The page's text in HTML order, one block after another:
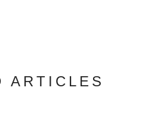
ARTICLES